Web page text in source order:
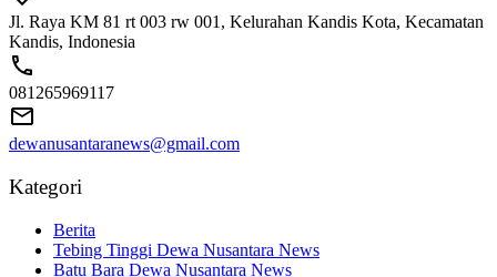
Jl. Raya KM 81 rt 003 rw 001, Kelurahan Kandis Kota, Kecamatan
Kandis, Indonesia
081265969117
dewanusantaranews@gmail.com
Kategori
Berita
Tebing Tinggi Dewa Nusantara News
Batu Bara Dewa Nusantara News